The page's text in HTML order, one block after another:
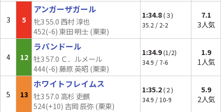
3 5
アンガーザガール
牝3 55.0 西村 淳也
452(-6) 東田 明士 (栗東)
1:34.8(３)
35.2 / 2-2
7.1
3人気
4 12
ラパンドール
牡3 57.0 Ｃ．ルメール
444(-6) 藤原 英昭 (栗東)
1:34.9(1/2)
34.9 / 7-6
1.9
1人気
5 13
ホワイトフレイムス
牡3 57.0 高杉 吏麒
524(+10) 吉岡 辰弥 (栗東)
1:35.2(２)
34.9 / 10-9
5.9
2人気